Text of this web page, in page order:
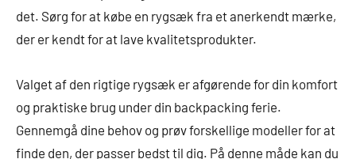
det. Sørg for at købe en rygsæk fra et anerkendt mærke,
der er kendt for at lave kvalitetsprodukter.
Valget af den rigtige rygsæk er afgørende for din komfort
og praktiske brug under din backpacking ferie.
Gennemgå dine behov og prøv forskellige modeller for at
finde den, der passer bedst til dig. På denne måde kan du